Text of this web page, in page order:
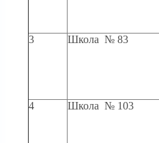
3
Школа № 83
4
Школа № 103